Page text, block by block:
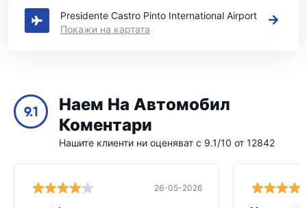
Presidente Castro Pinto International Airport
Покажи на картата
9.1
Наем На Автомобил
Коментари
Нашите клиенти ни оценяват с 9.1/10 от 12842
26-05-2026